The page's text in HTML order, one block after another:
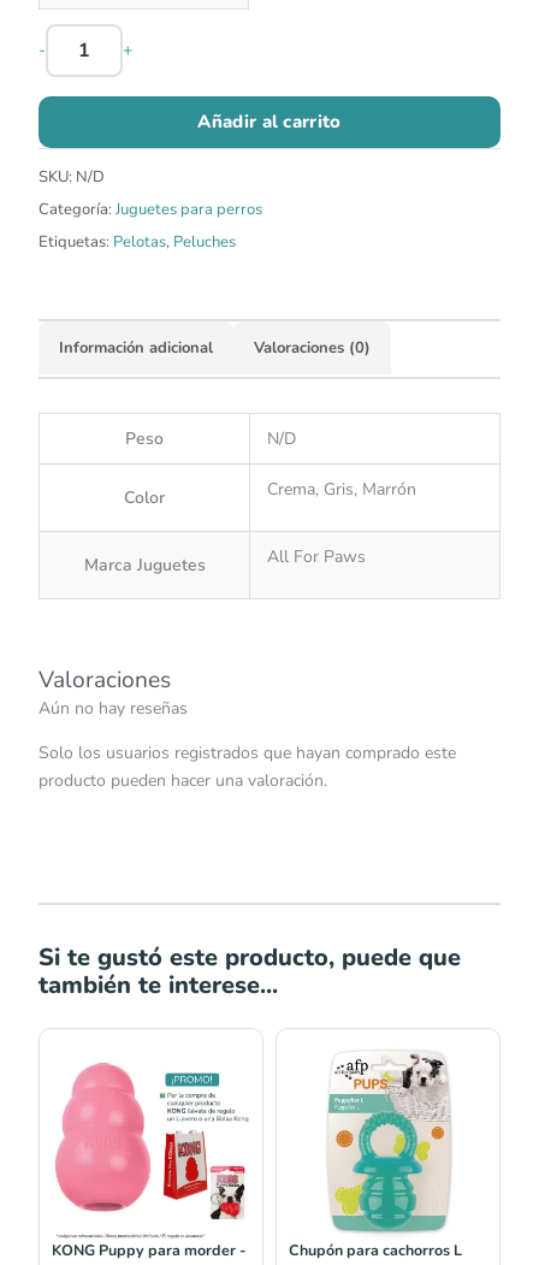
- +
Añadir al carrito
SKU: N/D
Categoría: Juguetes para perros
Etiquetas: Pelotas, Peluches
Información adicional Valoraciones (0)
Peso N/D
Color Crema, Gris, Marrón
Marca Juguetes All For Paws
Valoraciones
Aún no hay reseñas
Solo los usuarios registrados que hayan comprado este
producto pueden hacer una valoración.
Si te gustó este producto, puede que
también te interese...
KONG Puppy para morder -
de
precios:
desde
S/41.00
hasta
S/63.00
Chupón para cachorros L